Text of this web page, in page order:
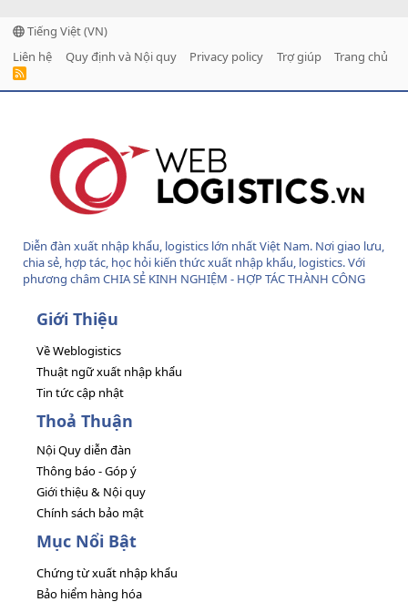
Tiếng Việt (VN)
Liên hệ
Quy định và Nội quy Privacy policy Trợ giúp Trang chủ
R
Diễn đàn xuất nhập khẩu, logistics lớn nhất Việt Nam. Nơi giao lưu,
chia sẻ, hợp tác, học hỏi kiến thức xuất nhập khẩu, logistics. Với
phương châm CHIA SẺ KINH NGHIỆM - HỢP TÁC THÀNH CÔNG
Giới Thiệu
Về Weblogistics
Thuật ngữ xuất nhập khẩu
Tin tức cập nhật
Thoả Thuận
Nội Quy diễn đàn
Thông báo - Góp ý
Giới thiệu & Nội quy
Chính sách bảo mật
Mục Nổi Bật
Chứng từ xuất nhập khẩu
Bảo hiểm hàng hóa